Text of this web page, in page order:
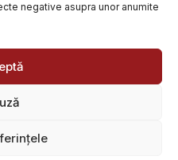
negative asupra unor anumite
rezervate. Site creat de